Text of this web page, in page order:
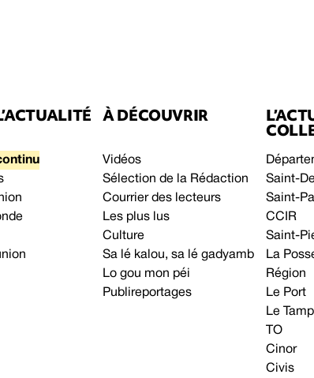
À DÉCOUVRIR
Vidéos
Sélection de la Rédaction
Courrier des lecteurs
Les plus lus
Culture
Sa lé kalou, sa lé gadyamb
Lo gou mon péi
Publireportages
Saint-
Saint-
CCIR
Saint-
La
Région
Le Port
Le
TO
Cinor
Civis